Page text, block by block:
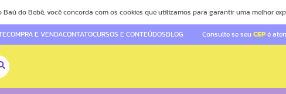
Baú do Bebê, você concorda com os cookies que utilizamos para garantir uma melhor
COMPRA E VENDACONTATOCURSOS E CONTEÚDOSBLOG Consulte se seu CEPé